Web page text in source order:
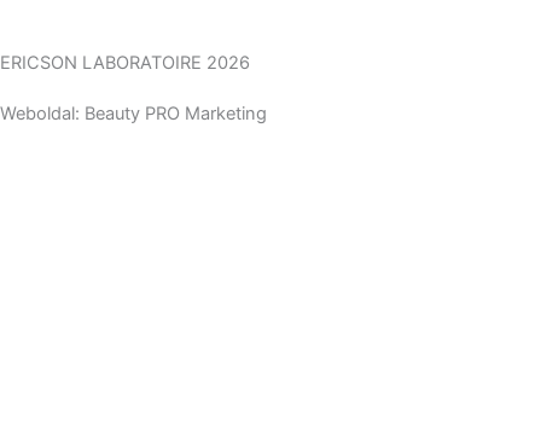
ERICSON LABORATOIRE 2026
Weboldal: Beauty PRO Marketing